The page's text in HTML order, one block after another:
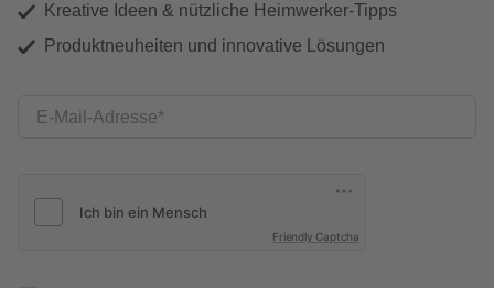
Kreative Ideen & nützliche Heimwerker-Tipps
Produktneuheiten und innovative Lösungen
E-Mail-Adresse
Friendly Captcha